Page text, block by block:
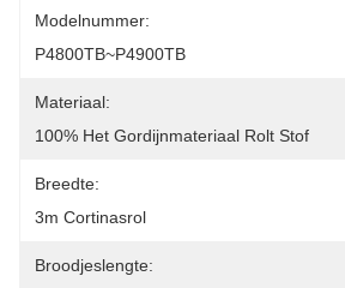
Modelnummer:
P4800TB~P4900TB
Materiaal:
100% Het Gordijnmateriaal Rolt Stof
Breedte:
3m Cortinasrol
Broodjeslengte: